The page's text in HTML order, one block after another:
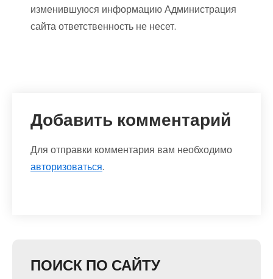
изменившуюся информацию Администрация
сайта ответственность не несет.
Добавить комментарий
Для отправки комментария вам необходимо
авторизоваться.
ПОИСК ПО САЙТУ